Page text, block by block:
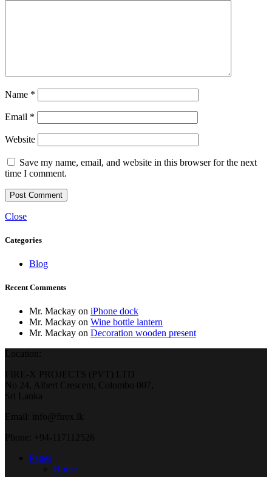
Name *
Email *
Website
Save my name, email, and website in this browser for the next
time I comment.
Close
Categories
Blog
Recent Comments
Mr. Mackay on iPhone dock
Mr. Mackay on Wine bottle lantern
Mr. Mackay on Decoration wooden present
Location:
FIRE-X PROJECTS (PVT) LTD
No 24, Albert Crescent, Colombo 007,
Sri Lanka
Email: info@firex.lk
Phone: +94-117112526
Pages
Home